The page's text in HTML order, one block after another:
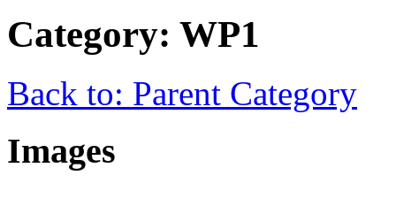
Category: WP1
Back to: Parent Category
Images